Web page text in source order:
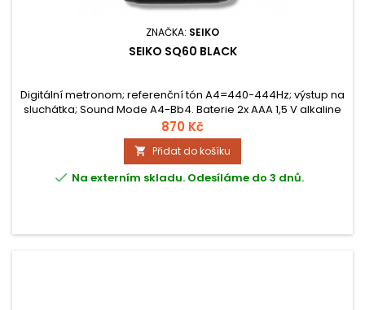
ZNAČKA: SEIKO
SEIKO SQ60 BLACK
Digitální metronom; referenční tón A4=440-444Hz; výstup na
sluchátka; Sound Mode A4-Bb4. Baterie 2x AAA 1,5 V alkaline
(3V).
870 Kč
 Přidat do košíku
 Na externím skladu. Odesíláme do 3 dnů.